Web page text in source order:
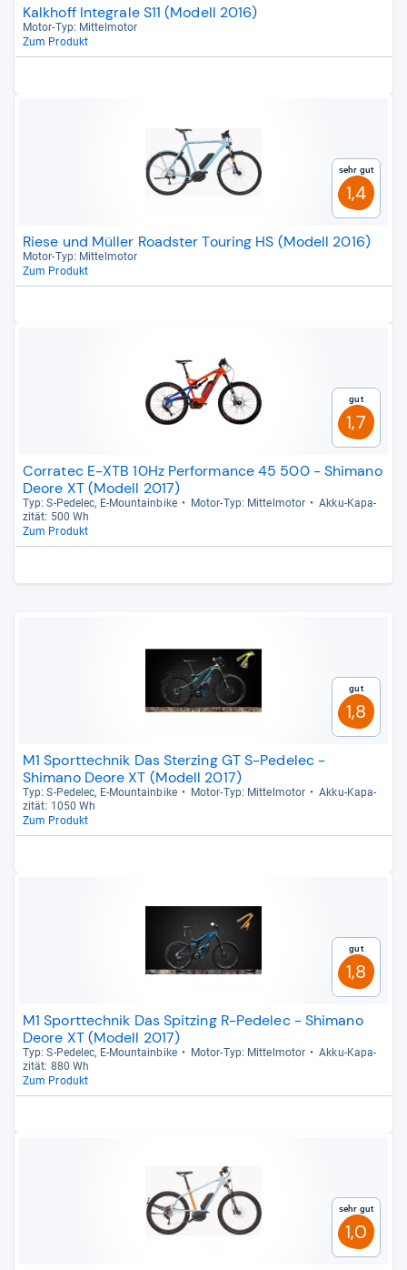
Kalkhoff Integrale S11 (Modell 2016)
Motor-​Typ: Mit­tel­mo­tor
Zum Produkt
Sehr gut
1,4
Riese und Müller Roadster Touring HS (Modell 2016)
Motor-​Typ: Mit­tel­mo­tor
Zum Produkt
Gut
1,7
Corratec E-XTB 10Hz Performance 45 500 - Shimano
Deore XT (Modell 2017)
Typ: S-​Pede­lec, E-​Moun­tain­bike Motor-​Typ: Mit­tel­mo­tor
Akku-​Kapa­
zi­tät: 500 Wh
Zum Produkt
Gut
1,8
M1 Sporttechnik Das Sterzing GT S-Pedelec -
Shimano Deore XT (Modell 2017)
Typ: S-​Pede­lec, E-​Moun­tain­bike Motor-​Typ: Mit­tel­mo­tor
Akku-​Kapa­
zi­tät: 1050 Wh
Zum Produkt
Gut
1,8
M1 Sporttechnik Das Spitzing R-Pedelec - Shimano
Deore XT (Modell 2017)
Typ: S-​Pede­lec, E-​Moun­tain­bike Motor-​Typ: Mit­tel­mo­tor
Akku-​Kapa­
zi­tät: 880 Wh
Zum Produkt
Sehr gut
1,0